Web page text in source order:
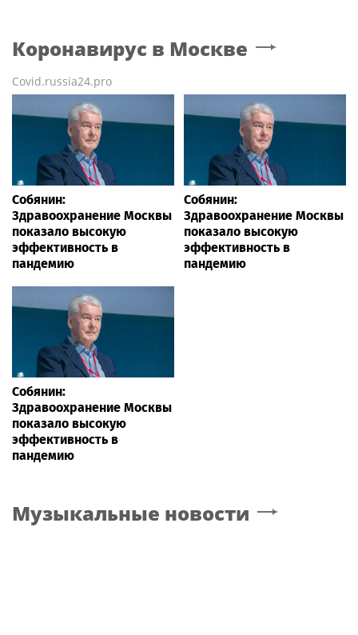
Коронавирус в Москве
Covid.russia24.pro
Собянин:
Здравоохранение Москвы
показало высокую
эффективность в
пандемию
Собянин:
Здравоохранение Москвы
показало высокую
эффективность в
пандемию
Собянин:
Здравоохранение Москвы
показало высокую
эффективность в
пандемию
Музыкальные новости